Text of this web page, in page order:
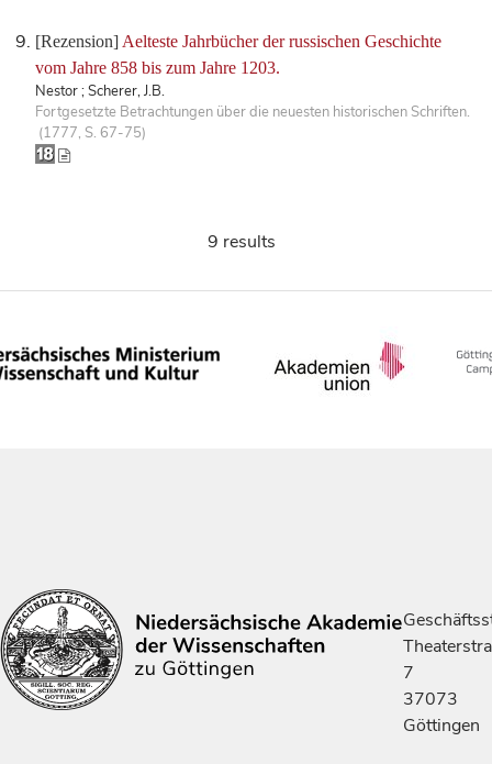
[Rezension] Aelteste Jahrbücher der russischen Geschichte
vom Jahre 858 bis zum Jahre 1203.
Nestor ; Scherer, J.B.
Fortgesetzte Betrachtungen über die neuesten historischen Schriften.
(1777, S. 67-75)
9 results
7
37073
Göttingen